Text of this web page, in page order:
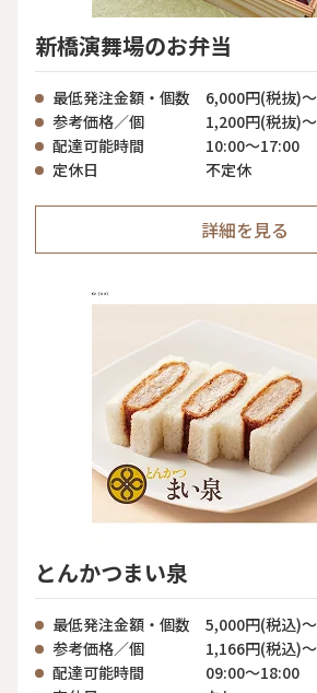
新橋演舞場のお弁当
最低発注金額・個数
6,000円(税抜)〜
参考価格／個
1,200円(税抜)〜
配達可能時間
10:00〜17:00
定休日
不定休
詳細を見る
とんかつまい泉
最低発注金額・個数
5,000円(税込)〜
参考価格／個
1,166円(税込)〜
配達可能時間
09:00〜18:00